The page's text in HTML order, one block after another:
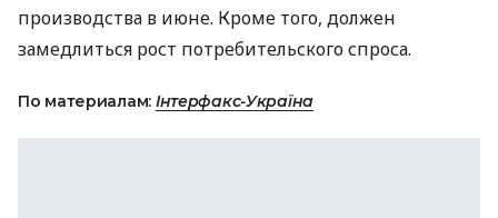
производства в июне. Кроме того, должен
замедлиться рост потребительского спроса.
По материалам: Інтерфакс-Україна